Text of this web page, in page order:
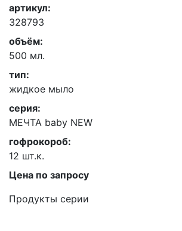
артикул:
328793
объём:
500 мл.
тип:
жидкое мыло
серия:
МЕЧТА baby NEW
гофрокороб:
12 шт.к.
Цена по запросу
Продукты серии